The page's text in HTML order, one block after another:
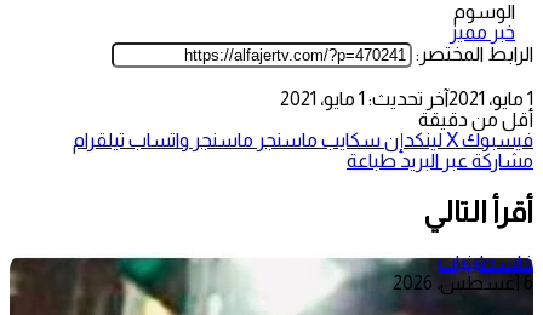
الوسوم
خبر مميز
الرابط المختصر:
1 مايو، 2021
آخر تحديث: 1 مايو، 2021
أقل من دقيقة
فيسبوك‫Xلينكدإن سكايب ماسنجر ماسنجر واتساب تيلقرام
مشاركة عبر البريد طباعة
أقرأ التالي
فلسطينيات
6 أغسطس، 2026